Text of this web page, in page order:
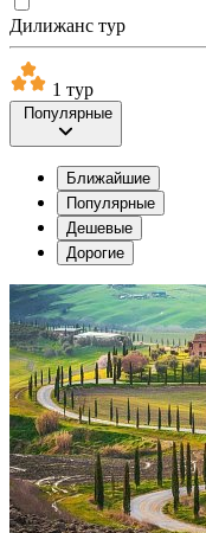
Дилижанс тур
1 тур
Популярные
Ближайшие
Популярные
Дешевые
Дорогие